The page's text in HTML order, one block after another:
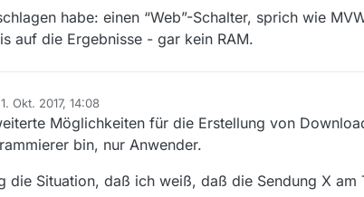
habe: einen “Web”-Schalter, sprich wie
auf die Ergebnisse - gar kein RAM.
Okt. 2017, 14:08
von
Möglichkeiten für die Erstellung von
bin, nur Anwender.
die Situation, daß ich weiß, daß die Sendung X am